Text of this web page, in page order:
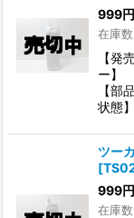
999円
在庫
【
ー】
【
状態
ツー
[
999円
在庫